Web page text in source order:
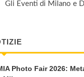
Gli Eventi di Milano e
Photo Fair 2026: